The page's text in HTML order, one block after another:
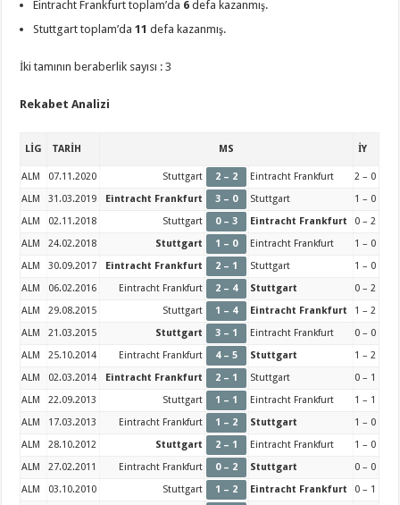
Eintracht Frankfurt toplam’da 6 defa kazanmış.
Stuttgart toplam’da11 defa kazanmış.
İki tamının beraberlik sayısı : 3
Rekabet Analizi
LİG TARİH MS İY
ALM 07.11.2020 Stuttgart 2 – 2 Eintracht Frankfurt
2 – 0
ALM
31.03.2019 Eintracht Frankfurt 3 – 0 Stuttgart
1 – 0
ALM
02.11.2018 Stuttgart 0 – 3 Eintracht Frankfurt
0 – 2
ALM
24.02.2018 Stuttgart 1 – 0 Eintracht Frankfurt
1 – 0
ALM
30.09.2017 Eintracht Frankfurt 2 – 1 Stuttgart
1 – 0
ALM
06.02.2016 Eintracht Frankfurt 2 – 4 Stuttgart
0 – 2
ALM
29.08.2015 Stuttgart 1 – 4 Eintracht Frankfurt
1 – 2
ALM
21.03.2015 Stuttgart 3 – 1 Eintracht Frankfurt
0 – 0
ALM
25.10.2014 Eintracht Frankfurt 4 – 5 Stuttgart
1 – 2
ALM
02.03.2014 Eintracht Frankfurt 2 – 1 Stuttgart
0 – 1
ALM
22.09.2013 Stuttgart 1 – 1 Eintracht Frankfurt
1 – 1
ALM
17.03.2013 Eintracht Frankfurt 1 – 2 Stuttgart
1 – 0
ALM
28.10.2012 Stuttgart 2 – 1 Eintracht Frankfurt
1 – 0
ALM
27.02.2011 Eintracht Frankfurt 0 – 2 Stuttgart
0 – 0
ALM
03.10.2010 Stuttgart 1 – 2 Eintracht Frankfurt
0 – 1